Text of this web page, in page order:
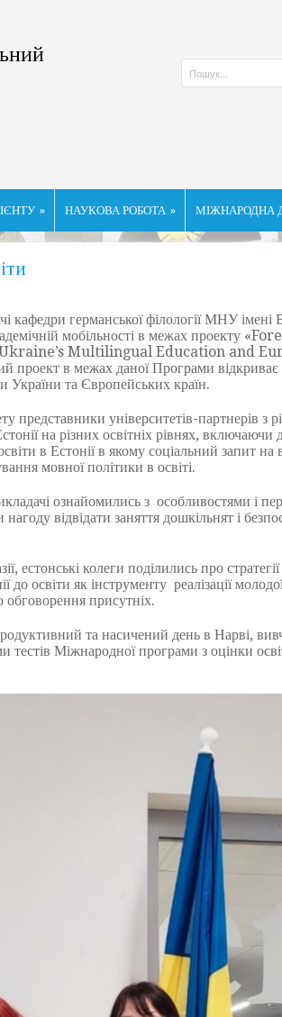
» НАУКОВА РОБОТА » МІЖНАРОДНА
германської філології МНУ імені
мобільності в межах проекту
Multilingual Education and
проект в межах даної Програми відкриває
України та Європейських країн.
університетів-партнерів з
на різних освітніх рівнях,
в Естонії в якому соціальний запит
мовної політики в освіті.
ознайомились з особливостями і
відвідати заняття дошкільнят і
естонські колеги поділились про
до освіти як інструменту реалізації
присутніх.
та насичений день в Нарві,
тестів Міжнародної програми з оцінки